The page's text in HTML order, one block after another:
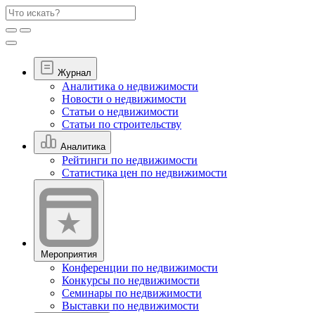
Журнал
Аналитика о недвижимости
Новости о недвижимости
Статьи о недвижимости
Статьи по строительству
Аналитика
Рейтинги по недвижимости
Статистика цен по недвижимости
Мероприятия
Конференции по недвижимости
Конкурсы по недвижимости
Семинары по недвижимости
Выставки по недвижимости